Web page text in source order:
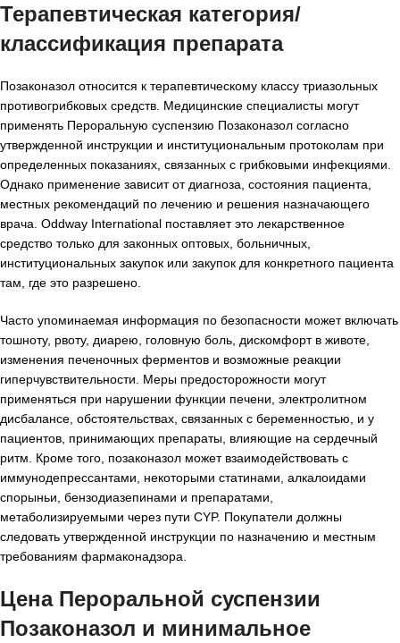
Терапевтическая категория/
классификация препарата
Позаконазол относится к терапевтическому классу триазольных
противогрибковых средств. Медицинские специалисты могут
применять Пероральную суспензию Позаконазол согласно
утвержденной инструкции и институциональным протоколам при
определенных показаниях, связанных с грибковыми инфекциями.
Однако применение зависит от диагноза, состояния пациента,
местных рекомендаций по лечению и решения назначающего
врача. Oddway International поставляет это лекарственное
средство только для законных оптовых, больничных,
институциональных закупок или закупок для конкретного пациента
там, где это разрешено.
Часто упоминаемая информация по безопасности может включать
тошноту, рвоту, диарею, головную боль, дискомфорт в животе,
изменения печеночных ферментов и возможные реакции
гиперчувствительности. Меры предосторожности могут
применяться при нарушении функции печени, электролитном
дисбалансе, обстоятельствах, связанных с беременностью, и у
пациентов, принимающих препараты, влияющие на сердечный
ритм. Кроме того, позаконазол может взаимодействовать с
иммунодепрессантами, некоторыми статинами, алкалоидами
спорыньи, бензодиазепинами и препаратами,
метаболизируемыми через пути CYP. Покупатели должны
следовать утвержденной инструкции по назначению и местным
требованиям фармаконадзора.
Цена Пероральной суспензии
Позаконазол и минимальное